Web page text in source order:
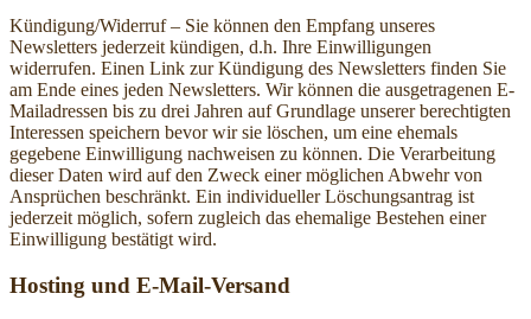
Kündigung/Widerruf – Sie können den Empfang unseres
Newsletters jederzeit kündigen, d.h. Ihre Einwilligungen
widerrufen. Einen Link zur Kündigung des Newsletters finden Sie
am Ende eines jeden Newsletters. Wir können die ausgetragenen E-
Mailadressen bis zu drei Jahren auf Grundlage unserer berechtigten
Interessen speichern bevor wir sie löschen, um eine ehemals
gegebene Einwilligung nachweisen zu können. Die Verarbeitung
dieser Daten wird auf den Zweck einer möglichen Abwehr von
Ansprüchen beschränkt. Ein individueller Löschungsantrag ist
jederzeit möglich, sofern zugleich das ehemalige Bestehen einer
Einwilligung bestätigt wird.
Hosting und E-Mail-Versand